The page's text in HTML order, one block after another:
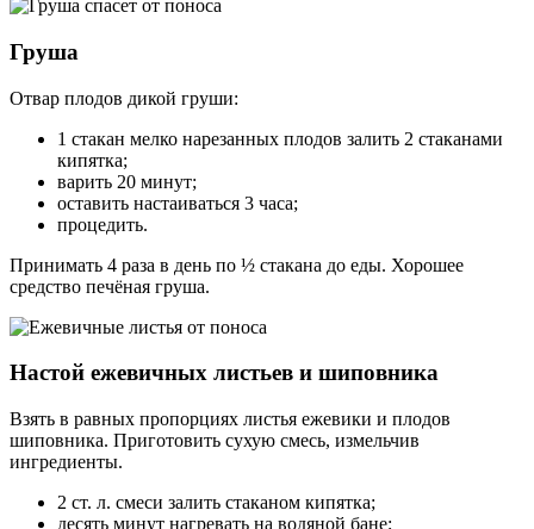
Груша
Отвар плодов дикой груши:
1 стакан мелко нарезанных плодов залить 2 стаканами
кипятка;
варить 20 минут;
оставить настаиваться 3 часа;
процедить.
Принимать 4 раза в день по ½ стакана до еды. Хорошее
средство печёная груша.
Настой ежевичных листьев и шиповника
Взять в равных пропорциях листья ежевики и плодов
шиповника. Приготовить сухую смесь, измельчив
ингредиенты.
2 ст. л. смеси залить стаканом кипятка;
десять минут нагревать на водяной бане;